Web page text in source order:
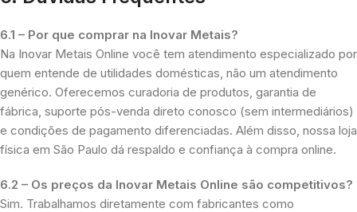
6.1 – Por que comprar na Inovar Metais?
Na Inovar Metais Online você tem atendimento especializado por
quem entende de utilidades domésticas, não um atendimento
genérico. Oferecemos curadoria de produtos, garantia de
fábrica, suporte pós-venda direto conosco (sem intermediários)
e condições de pagamento diferenciadas. Além disso, nossa loja
física em São Paulo dá respaldo e confiança à compra online.
6.2 – Os preços da Inovar Metais Online são competitivos?
Sim. Trabalhamos diretamente com fabricantes como